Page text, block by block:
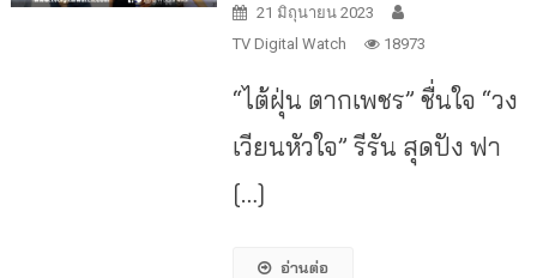
21 มิถุนายน 2023
TV Digital Watch
18973
“ไต้ฝุ่น ตากเพชร” ชื่นใจ “วง
เวียนหัวใจ” รีรัน สุดปัง ฟา
[…]
อ่านต่อ